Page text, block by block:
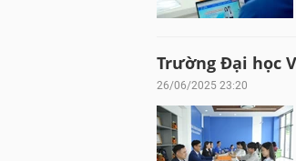
Trường Đại học
26/06/2025 23:20